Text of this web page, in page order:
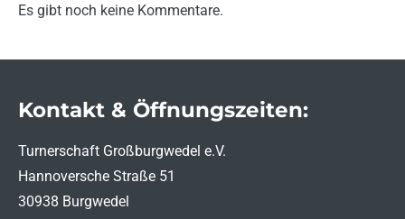
Es gibt noch keine Kommentare.
Kontakt & Öffnungszeiten:
Turnerschaft Großburgwedel e.V.
Hannoversche Straße 51
30938 Burgwedel